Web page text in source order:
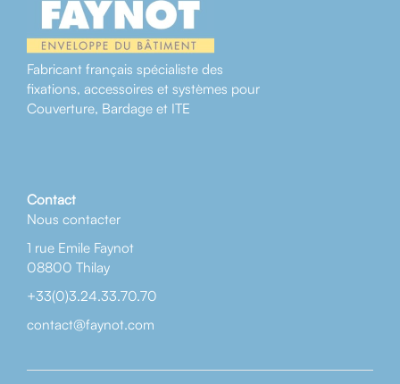
Fabricant français spécialiste des
fixations, accessoires et systèmes pour
Couverture, Bardage et ITE
Contact
Nous contacter
1 rue Emile Faynot
08800 Thilay
+33(0)3.24.33.70.70
contact@faynot.com